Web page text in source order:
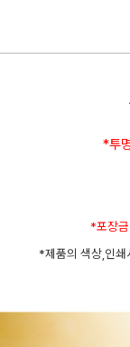
*투
*포장
*제품의 색상,인쇄